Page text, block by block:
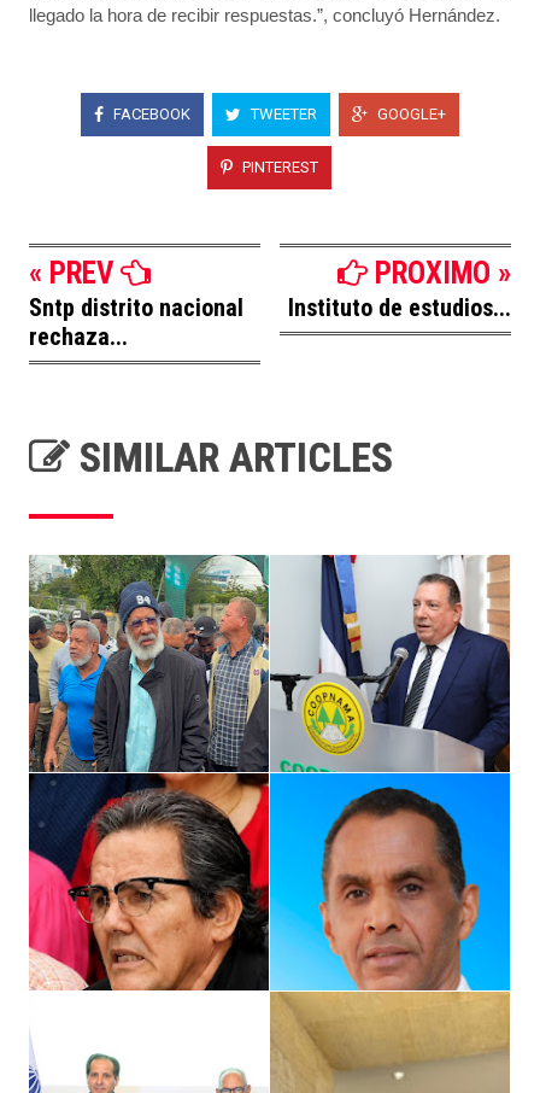
llegado la hora de recibir respuestas.”, concluyó Hernández.
FACEBOOK TWEETER GOOGLE+
PINTEREST
« PREV
Sntp distrito nacional
rechaza...
PROXIMO »
Instituto de estudios...
SIMILAR ARTICLES